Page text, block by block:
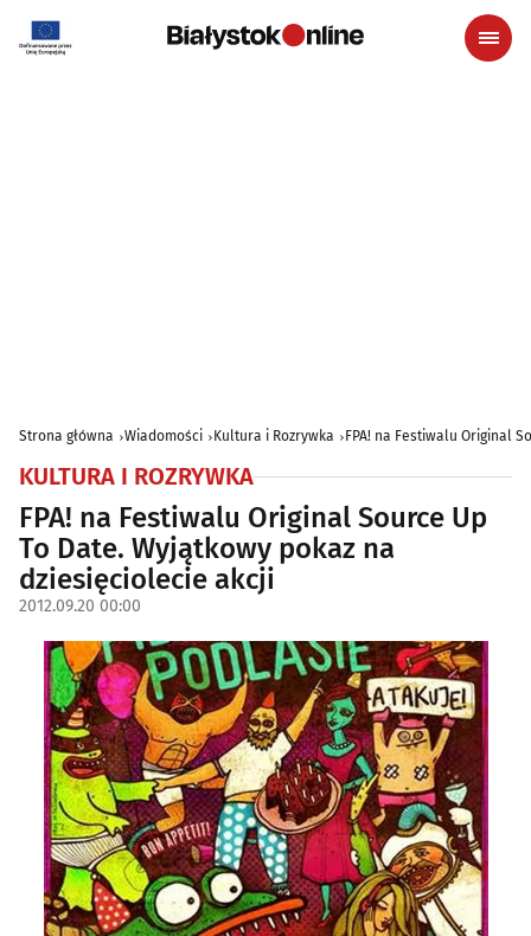
Strona główna Wiadomości Kultura i Rozrywka FPA! na Festiwalu Original
KULTURA I ROZRYWKA
FPA! na Festiwalu Original Source Up
To Date. Wyjątkowy pokaz na
dziesięciolecie akcji
2012.09.20 00:00